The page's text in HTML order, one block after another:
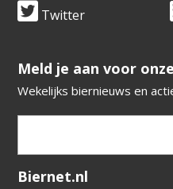
Twitter
​​​​​​​Meld je aan voor
Wekelijks biernieuws en
Verification code:
Biernet.nl